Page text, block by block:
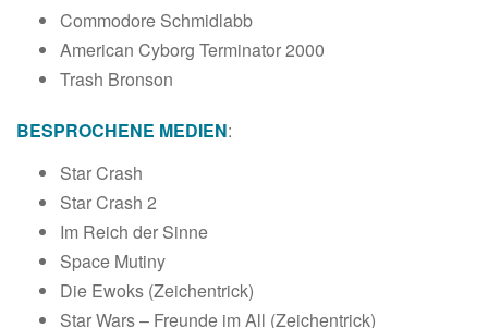
Commodore Schmidlabb
American Cyborg Terminator 2000
Trash Bronson
BESPROCHENE MEDIEN:
Star Crash
Star Crash 2
Im Reich der Sinne
Space Mutiny
Die Ewoks (Zeichentrick)
Star Wars – Freunde im All (Zeichentrick)